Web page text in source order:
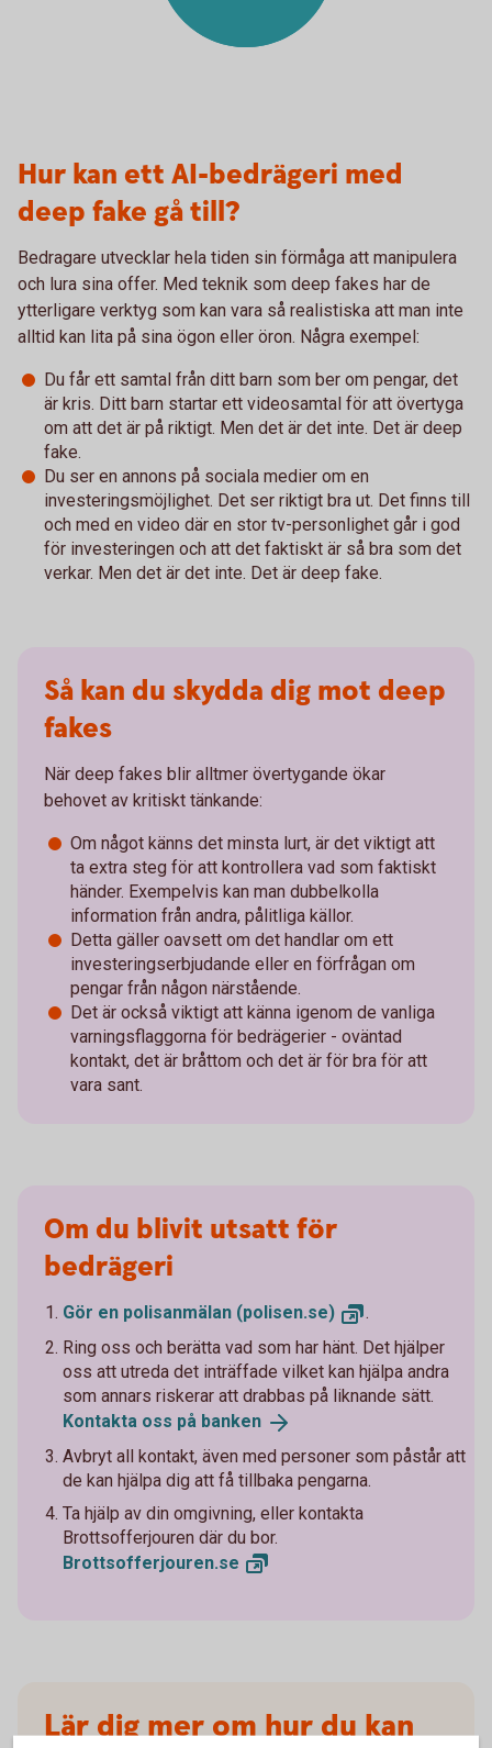
Hur kan ett AI-bedrägeri med
deep fake gå till?
Bedragare utvecklar hela tiden sin förmåga att manipulera
och lura sina offer. Med teknik som deep fakes har de
ytterligare verktyg som kan vara så realistiska att man inte
alltid kan lita på sina ögon eller öron. Några exempel:
Du får ett samtal från ditt barn som ber om pengar, det
är kris. Ditt barn startar ett videosamtal för att övertyga
om att det är på riktigt. Men det är det inte. Det är deep
fake.
Du ser en annons på sociala medier om en
investeringsmöjlighet. Det ser riktigt bra ut. Det finns till
och med en video där en stor tv-personlighet går i god
för investeringen och att det faktiskt är så bra som det
verkar. Men det är det inte. Det är deep fake.
Så kan du skydda dig mot deep
fakes
När deep fakes blir alltmer övertygande ökar
behovet av kritiskt tänkande:
Om något känns det minsta lurt, är det viktigt att
ta extra steg för att kontrollera vad som faktiskt
händer. Exempelvis kan man dubbelkolla
information från andra, pålitliga källor.
Detta gäller oavsett om det handlar om ett
investeringserbjudande eller en förfrågan om
pengar från någon närstående.
Det är också viktigt att känna igenom de vanliga
varningsflaggorna för bedrägerier - oväntad
kontakt, det är bråttom och det är för bra för att
vara sant.
Om du blivit utsatt för
bedrägeri
Gör en polisanmälan (polisen.se)
.
Ring oss och berätta vad som har hänt. Det hjälper
oss att utreda det inträffade vilket kan hjälpa andra
som annars riskerar att drabbas på liknande sätt.
Kontakta oss på banken
Avbryt all kontakt, även med personer som påstår att
de kan hjälpa dig att få tillbaka pengarna.
Ta hjälp av din omgivning, eller kontakta
Brottsofferjouren där du bor.
Brottsofferjouren.se
Lär dig mer om hur du kan